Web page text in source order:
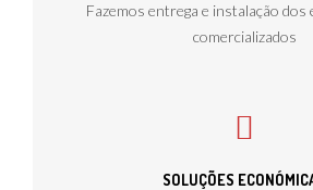
Fazemos entrega e instalação dos
comercializados
SOLUÇÕES